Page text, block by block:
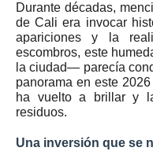
Durante décadas,
de Cali era invocar
apariciones y la
escombros, este
la ciudad— parecía
panorama en este
ha vuelto a brillar y
residuos.
Una inversión que se